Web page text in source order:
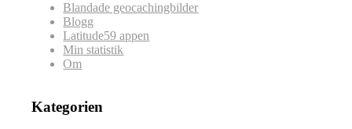
Blandade geocachingbilder
Blogg
Latitude59 appen
Min statistik
Om
Kategorien